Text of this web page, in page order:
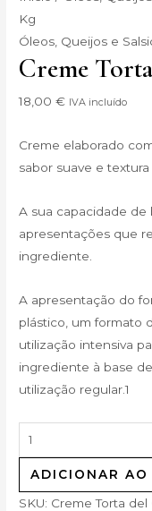
Kg
Óleos, Queijos e
Creme
18,00€ IVA incluído
Creme elaborado
sabor suave e
A sua capacidade de
apresentações que
ingrediente.
A apresentação do
plástico, um formato
utilização intensiva
ingrediente à base
utilização regular.1
ADICIONAR AO
SKU: Creme Torta del